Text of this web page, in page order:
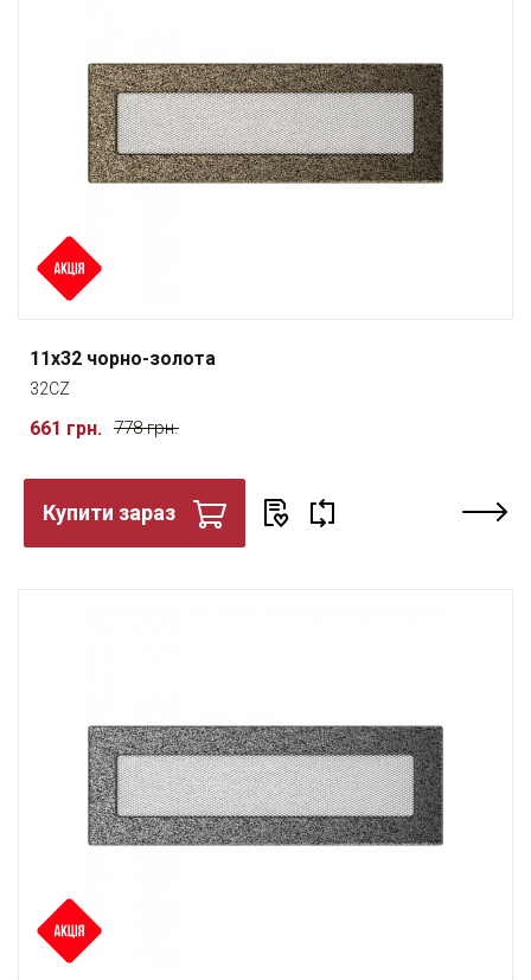
11x32 чорно-золота
32CZ
661 грн. 778 грн.
Купити зараз